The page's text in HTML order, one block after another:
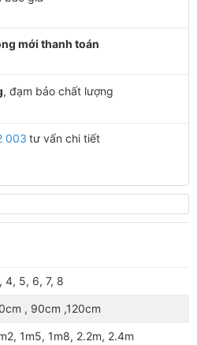
mới thanh toán
, đạm bảo chất lượng
003 tư vấn chi tiết
4, 5, 6, 7, 8
, 90cm ,120cm
1m5, 1m8, 2.2m, 2.4m